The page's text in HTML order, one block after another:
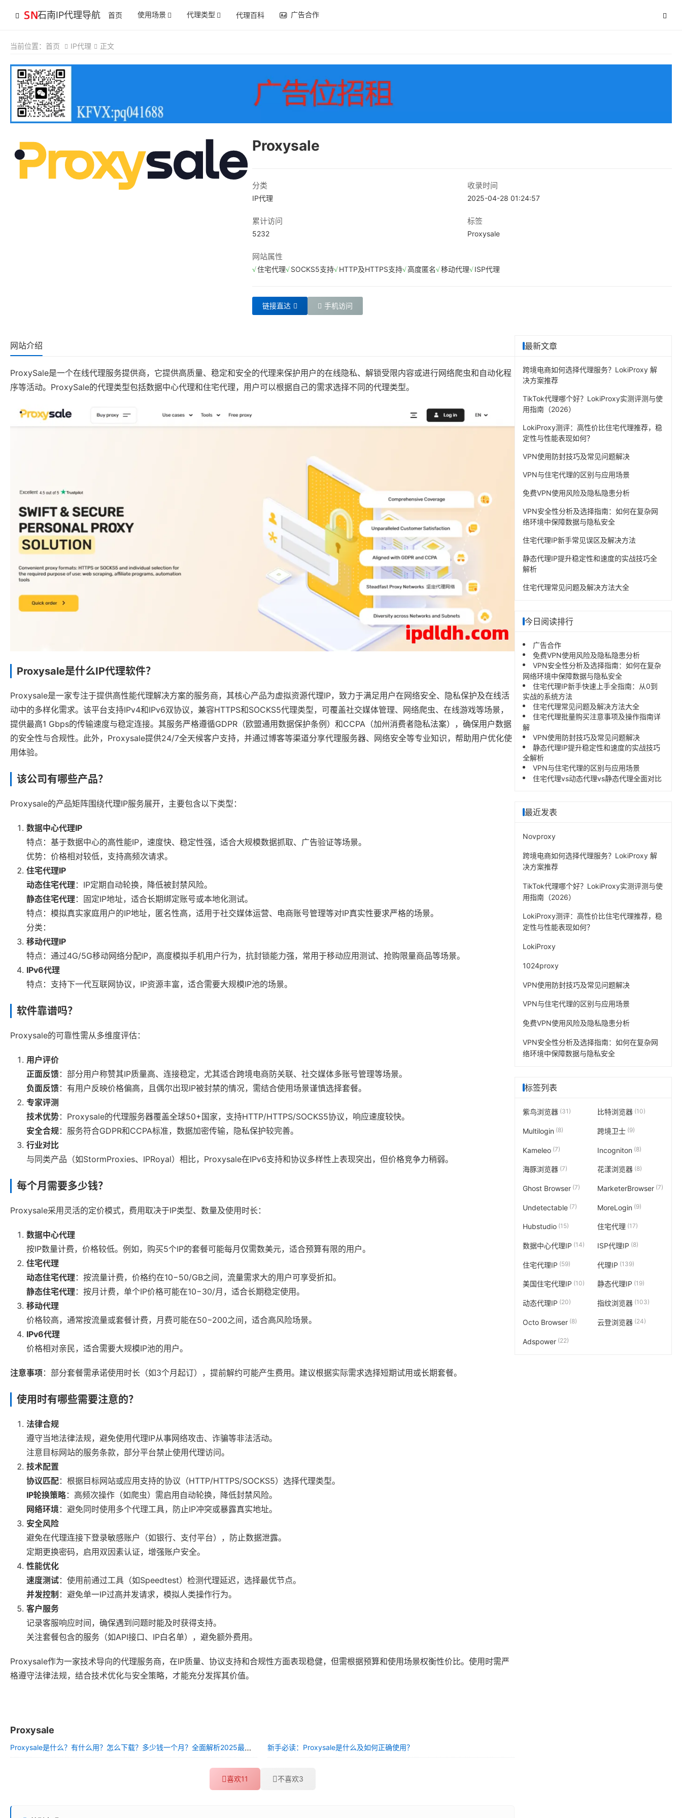
石南IP代理导航 首页 使用场景 代理类型 代理百科 广告合作
当前位置： 首页 IP代理 正文
Proxysale
分类
IP代理
收录时间
2025-04-28 01:24:57
累计访问
5232
标签
Proxysale
网站属性
住宅代理 SOCKS5支持 HTTP及HTTPS支持 高度匿名 移动代理 ISP代理
链接直达 手机访问
网站介绍
ProxySale是一个在线代理服务提供商，它提供高质量、稳定和安全的代理来保护用户的在线隐私、解锁受限内容或进行网络爬虫和自动化程
序等活动。ProxySale的代理类型包括数据中心代理和住宅代理，用户可以根据自己的需求选择不同的代理类型。
Proxysale是什么IP代理软件？
Proxysale是一家专注于提供高性能代理解决方案的服务商，其核心产品为虚拟资源代理IP，致力于满足用户在网络安全、隐私保护及在线活
动中的多样化需求。该平台支持IPv4和IPv6双协议，兼容HTTPS和SOCKS5代理类型，可覆盖社交媒体管理、网络爬虫、在线游戏等场景，
提供最高1 Gbps的传输速度与稳定连接。其服务严格遵循GDPR（欧盟通用数据保护条例）和CCPA（加州消费者隐私法案），确保用户数据
的安全性与合规性。此外，Proxysale提供24/7全天候客户支持，并通过博客等渠道分享代理服务器、网络安全等专业知识，帮助用户优化使
用体验。
该公司有哪些产品？
Proxysale的产品矩阵围绕代理IP服务展开，主要包含以下类型：
数据中心代理IP
特点：基于数据中心的高性能IP，速度快、稳定性强，适合大规模数据抓取、广告验证等场景。
优势：价格相对较低，支持高频次请求。
住宅代理IP
动态住宅代理 ：IP定期自动轮换，降低被封禁风险。
静态住宅代理 ：固定IP地址，适合长期绑定账号或本地化测试。
特点：模拟真实家庭用户的IP地址，匿名性高，适用于社交媒体运营、电商账号管理等对IP真实性要求严格的场景。
分类：
移动代理IP
特点：通过4G/5G移动网络分配IP，高度模拟手机用户行为，抗封锁能力强，常用于移动应用测试、抢购限量商品等场景。
IPv6代理
特点：支持下一代互联网协议，IP资源丰富，适合需要大规模IP池的场景。
软件靠谱吗？
Proxysale的可靠性需从多维度评估：
用户评价
正面反馈：部分用户称赞其IP质量高、连接稳定，尤其适合跨境电商防关联、社交媒体多账号管理等场景。
负面反馈：有用户反映价格偏高，且偶尔出现IP被封禁的情况，需结合使用场景谨慎选择套餐。
专家评测
技术优势：Proxysale的代理服务器覆盖全球50+国家，支持HTTP/HTTPS/SOCKS5协议，响应速度较快。
安全合规：服务符合GDPR和CCPA标准，数据加密传输，隐私保护较完善。
行业对比
与同类产品（如StormProxies、IPRoyal）相比，Proxysale在IPv6支持和协议多样性上表现突出，但价格竞争力稍弱。
每个月需要多少钱？
Proxysale采用灵活的定价模式，费用取决于IP类型、数量及使用时长：
数据中心代理
按IP数量计费，价格较低。例如，购买5个IP的套餐可能每月仅需数美元，适合预算有限的用户。
住宅代理
动态住宅代理 ：按流量计费，价格约在10−50/GB之间，流量需求大的用户可享受折扣。
静态住宅代理 ：按月计费，单个IP价格可能在10−30/月，适合长期稳定使用。
移动代理
价格较高，通常按流量或套餐计费，月费可能在50−200之间，适合高风险场景。
IPv6代理
价格相对亲民，适合需要大规模IP池的用户。
注意事项：部分套餐需承诺使用时长（如3个月起订），提前解约可能产生费用。建议根据实际需求选择短期试用或长期套餐。
使用时有哪些需要注意的？
法律合规
遵守当地法律法规，避免使用代理IP从事网络攻击、诈骗等非法活动。
注意目标网站的服务条款，部分平台禁止使用代理访问。
技术配置
协议匹配：根据目标网站或应用支持的协议（HTTP/HTTPS/SOCKS5）选择代理类型。
IP轮换策略：高频次操作（如爬虫）需启用自动轮换，降低封禁风险。
网络环境 ：避免同时使用多个代理工具，防止IP冲突或暴露真实地址。
安全风险
避免在代理连接下登录敏感账户（如银行、支付平台），防止数据泄露。
定期更换密码，启用双因素认证，增强账户安全。
性能优化
速度测试：使用前通过工具（如Speedtest）检测代理延迟，选择最优节点。
并发控制 ：避免单一IP过高并发请求，模拟人类操作行为。
客户服务
记录客服响应时间，确保遇到问题时能及时获得支持。
关注套餐包含的服务（如API接口、IP白名单），避免额外费用。
Proxysale作为一家技术导向的代理服务商，在IP质量、协议支持和合规性方面表现稳健，但需根据预算和使用场景权衡性价比。使用时需严
格遵守法律法规，结合技术优化与安全策略，才能充分发挥其价值。
Proxysale
Proxysale是什么？有什么用？怎么下载？多少钱一个月？全面解析2025最新版 新手必读：Proxysale是什么及如何正确使用？
喜欢11 不喜欢3
最新文章
跨境电商如何选择代理服务？LokiProxy 解
决方案推荐
TikTok代理哪个好？LokiProxy实测评测与使
用指南（2026）
LokiProxy测评：高性价比住宅代理推荐，稳
定性与性能表现如何？
VPN使用防封技巧及常见问题解决
VPN与住宅代理的区别与应用场景
免费VPN使用风险及隐私隐患分析
VPN安全性分析及选择指南：如何在复杂网
络环境中保障数据与隐私安全
住宅代理IP新手常见误区及解决方法
静态代理IP提升稳定性和速度的实战技巧全
解析
住宅代理常见问题及解决方法大全
今日阅读排行
广告合作
免费VPN使用风险及隐私隐患分析
VPN安全性分析及选择指南：如何在复杂
网络环境中保障数据与隐私安全
住宅代理IP新手快速上手全指南：从0到
实战的系统方法
住宅代理常见问题及解决方法大全
住宅代理批量购买注意事项及操作指南详
解
VPN使用防封技巧及常见问题解决
静态代理IP提升稳定性和速度的实战技巧
全解析
VPN与住宅代理的区别与应用场景
住宅代理vs动态代理vs静态代理全面对比
最近发表
Novproxy
跨境电商如何选择代理服务？LokiProxy 解
决方案推荐
TikTok代理哪个好？LokiProxy实测评测与使
用指南（2026）
LokiProxy测评：高性价比住宅代理推荐，稳
定性与性能表现如何？
LokiProxy
1024proxy
VPN使用防封技巧及常见问题解决
VPN与住宅代理的区别与应用场景
免费VPN使用风险及隐私隐患分析
VPN安全性分析及选择指南：如何在复杂网
络环境中保障数据与隐私安全
标签列表
紫鸟浏览器 (31) 比特浏览器(10)
Multilogin (8) 跨境卫士(9)
Kameleo (7) Incogniton (8)
海豚浏览器 (7) 花漾浏览器(8)
Ghost Browser (7) MarketerBrowser(7)
Undetectable (7) MoreLogin (9)
Hubstudio (15) 住宅代理 (17)
数据中心代理IP (14) ISP代理IP (8)
住宅代理IP (59) 代理IP (139)
美国住宅代理IP (10) 静态代理IP (19)
动态代理IP (20) 指纹浏览器(103)
Octo Browser (8) 云登浏览器(24)
Adspower (22)